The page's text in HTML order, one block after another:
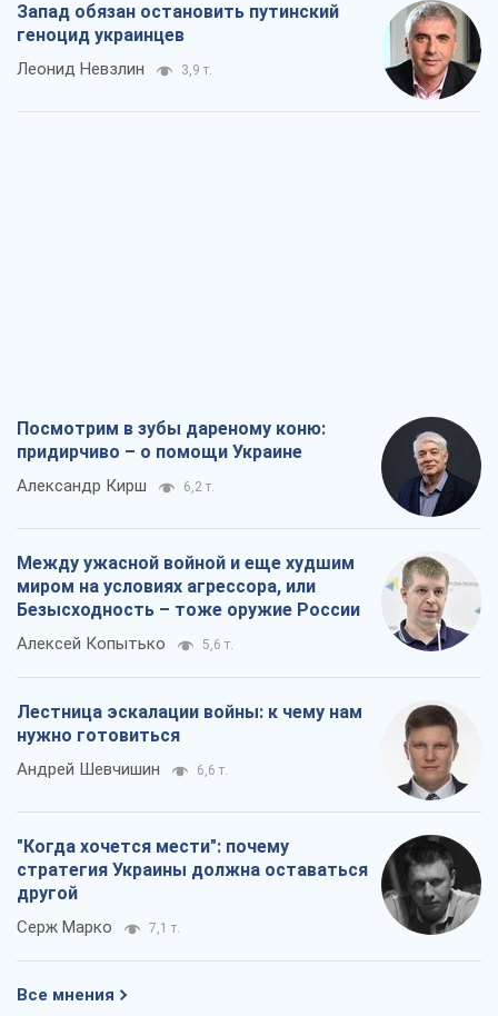
Запад обязан остановить путинский
геноцид украинцев
Леонид Невзлин 3,9 т.
Посмотрим в зубы дареному коню:
придирчиво – о помощи Украине
Александр Кирш 6,2 т.
Между ужасной войной и еще худшим
миром на условиях агрессора, или
Безысходность – тоже оружие России
Алексей Копытько 5,6 т.
Лестница эскалации войны: к чему нам
нужно готовиться
Андрей Шевчишин 6,6 т.
"Когда хочется мести": почему
стратегия Украины должна оставаться
другой
Серж Марко 7,1 т.
Все мнения